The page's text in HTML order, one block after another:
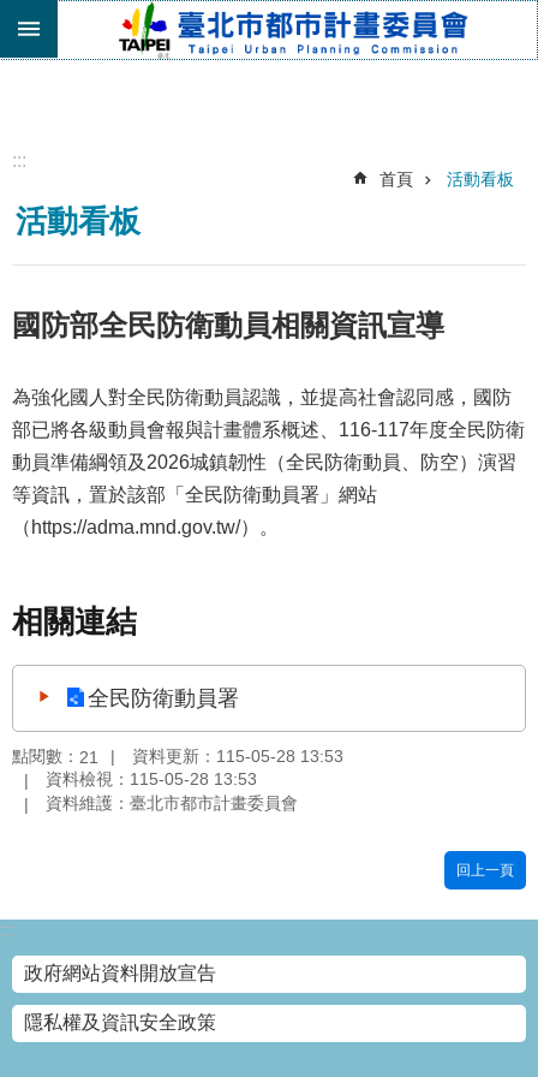
跳到主要內容區塊
關
介
紹
都
市
畫
委
員
會
專
區
計
審
議
區
服
網
寶
箱
:::
首頁 活動看板
活動看板
國防部全民防衛動員相關資訊宣導
為強化國人對全民防衛動員認識，並提高社會認同感，國防
部已將各級動員會報與計畫體系概述、116-117年度全民防衛
動員準備綱領及2026城鎮韌性（全民防衛動員、防空）演習
等資訊，置於該部「全民防衛動員署」網站
（https://adma.mnd.gov.tw/）。
相關連結
全民防衛動員署
點閱數： 21
資料更新：115-05-28 13:53
資料檢視：115-05-28 13:53
資料維護：臺北市都市計畫委員會
回上一頁
:::
政府網站資料開放宣告
隱私權及資訊安全政策